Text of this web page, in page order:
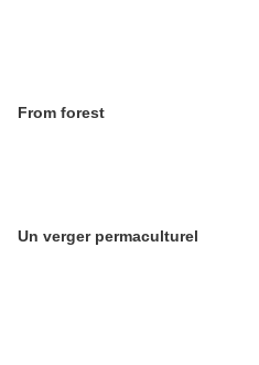
From forest
Un verger permaculturel